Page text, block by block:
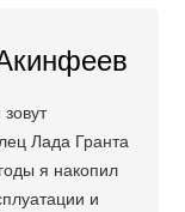
Лада Гранта
я накопил
и